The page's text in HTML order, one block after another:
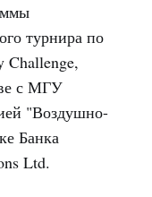
турнира по
Challenge,
с МГУ
"Воздушно-
Банка
Ltd.